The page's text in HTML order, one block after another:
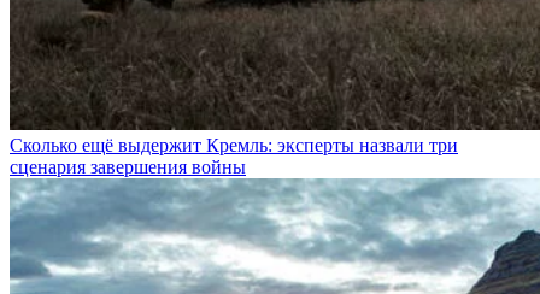
Сколько ещё выдержит Кремль: эксперты назвали три
сценария завершения войны